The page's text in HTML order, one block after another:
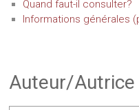
Quand faut-il consulter?
Informations générales
Auteur/Autrice